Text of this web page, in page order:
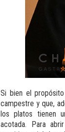
Si bien el
campestre y que,
los platos tienen
acotada. Para